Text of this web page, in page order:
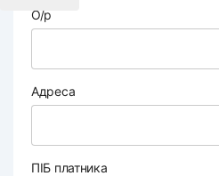
О/р
Адреса
ПІБ платника